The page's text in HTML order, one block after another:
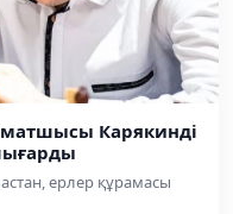
Карякинді
ерлер құрамасы